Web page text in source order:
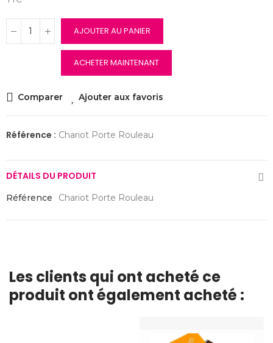
AJOUTER AU PANIER
ACHETER MAINTENANT
Comparer Ajouter aux favoris
Référence : Chariot Porte Rouleau
DÉTAILS DU PRODUIT
Référence Chariot Porte Rouleau
Les clients qui ont acheté ce
produit ont également acheté :